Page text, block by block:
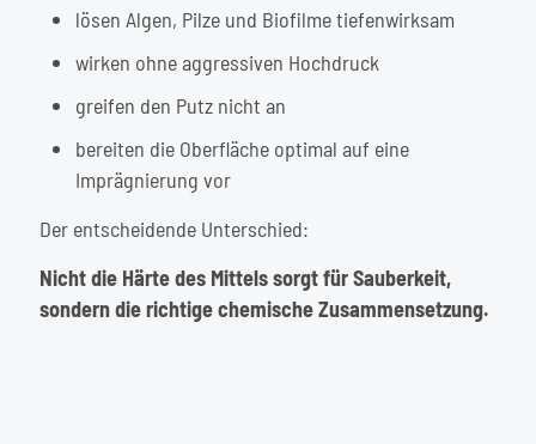
lösen Algen, Pilze und Biofilme tiefenwirksam
wirken ohne aggressiven Hochdruck
greifen den Putz nicht an
bereiten die Oberfläche optimal auf eine
Imprägnierung vor
Der entscheidende Unterschied:
Nicht die Härte des Mittels sorgt für Sauberkeit,
sondern die richtige chemische Zusammensetzung.